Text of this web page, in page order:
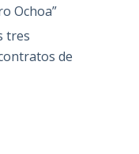
Ochoa”
tres
de